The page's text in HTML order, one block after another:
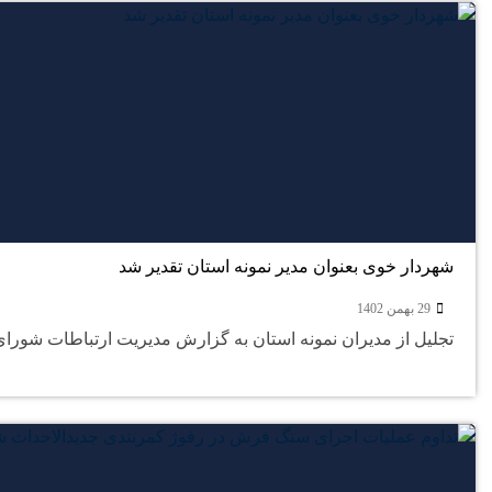
شهردار خوی بعنوان مدیر نمونه استان تقدیر شد
29 بهمن 1402
تجلیل از مدیران نمونه استان به گزارش مدیریت ارتباطات